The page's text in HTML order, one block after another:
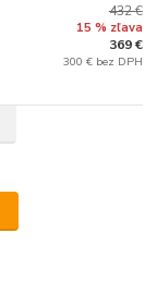
432 €
15 % zľava
369 €
300 € bez DPH